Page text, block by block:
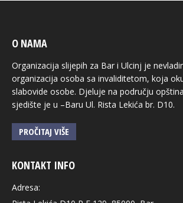
O NAMA
Organizacija slijepih za Bar i Ulcinj je
organizacija osoba sa invaliditetom, koja
slabovide osobe. Djeluje na području
sjedište je u –Baru Ul. Rista Lekića br. D10.
PROČITAJ VIŠE
KONTAKT INFO
Adresa: